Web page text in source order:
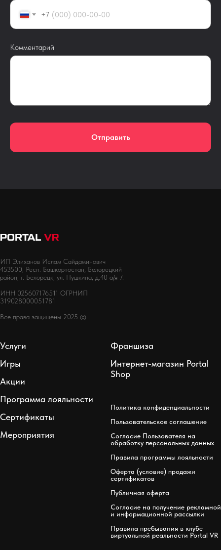
+7
Комментарий
Отправить
ИП Элиханов Ислам Сайдаминович
453500, Респ. Башкортостан, Белорецкий
район, г. Белорецк, ул. Пушкина, д.40 а/я 7.
ИНН 025607176511 ОГРНИП
319028000051781
Все права защищены 2025 ©
Услуги
Игры
Акции
Программа лояльности
Сертификаты
Мероприятия
Франшиза
Интернет-магазин Portal
Shop
Политика конфиденциальности
Пользовательское соглашение
Согласие Пользователя на
обработку персональных данных
Правила программы лояльности
Оферта (условие) продажи
сертификатов
Публичная оферта
Согласие на получение рекламной
и информационной рассылки
Правила пребывания в клубе
виртуальной реальности Portal VR